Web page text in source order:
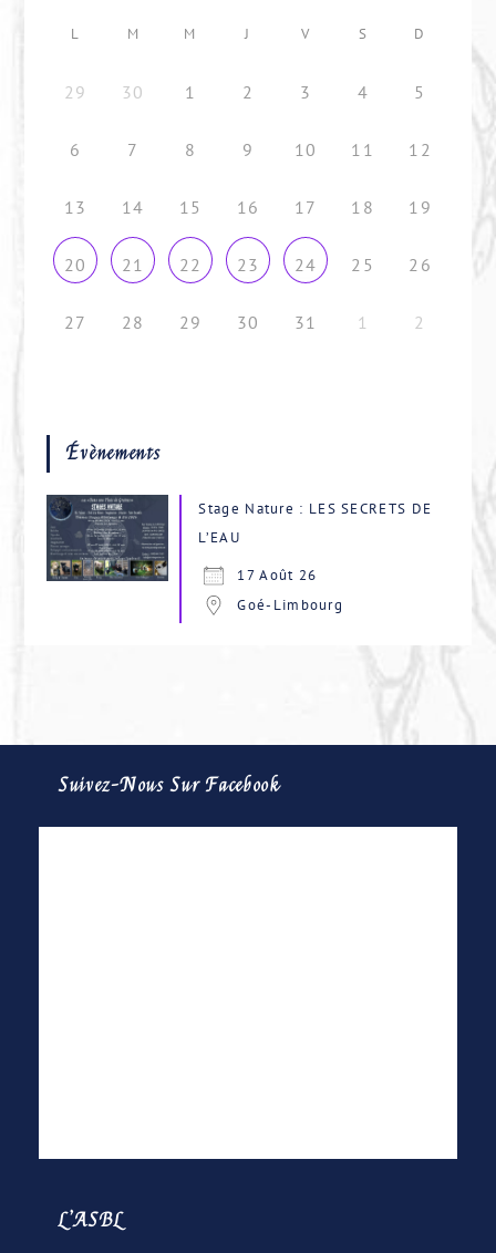
L M M J V S D
29 30 1 2 3 4 5
6 7 8 9 10 11 12
13 14 15 16 17 18 19
20 21 22 23 24 25 26
27 28 29 30 31 1 2
Évènements
Stage Nature : LES SECRETS DE
L’EAU
17 Août 26
Goé-Limbourg
Suivez-Nous Sur Facebook
L’ASBL